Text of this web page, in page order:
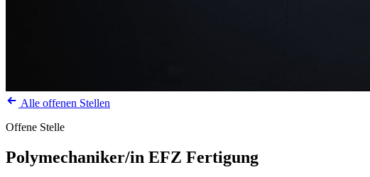
Alle offenen Stellen
Offene Stelle
Polymechaniker/in EFZ Fertigung